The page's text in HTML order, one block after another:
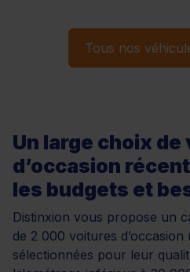
Tous nos
Un large choix
d’occasion
les budgets et
Distinxion vous propose un
de 2 000 voitures
sélectionnées pour leur